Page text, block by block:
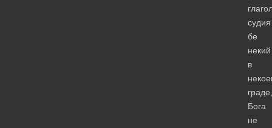
судия
бе
некий
в
граде,
Бога
не